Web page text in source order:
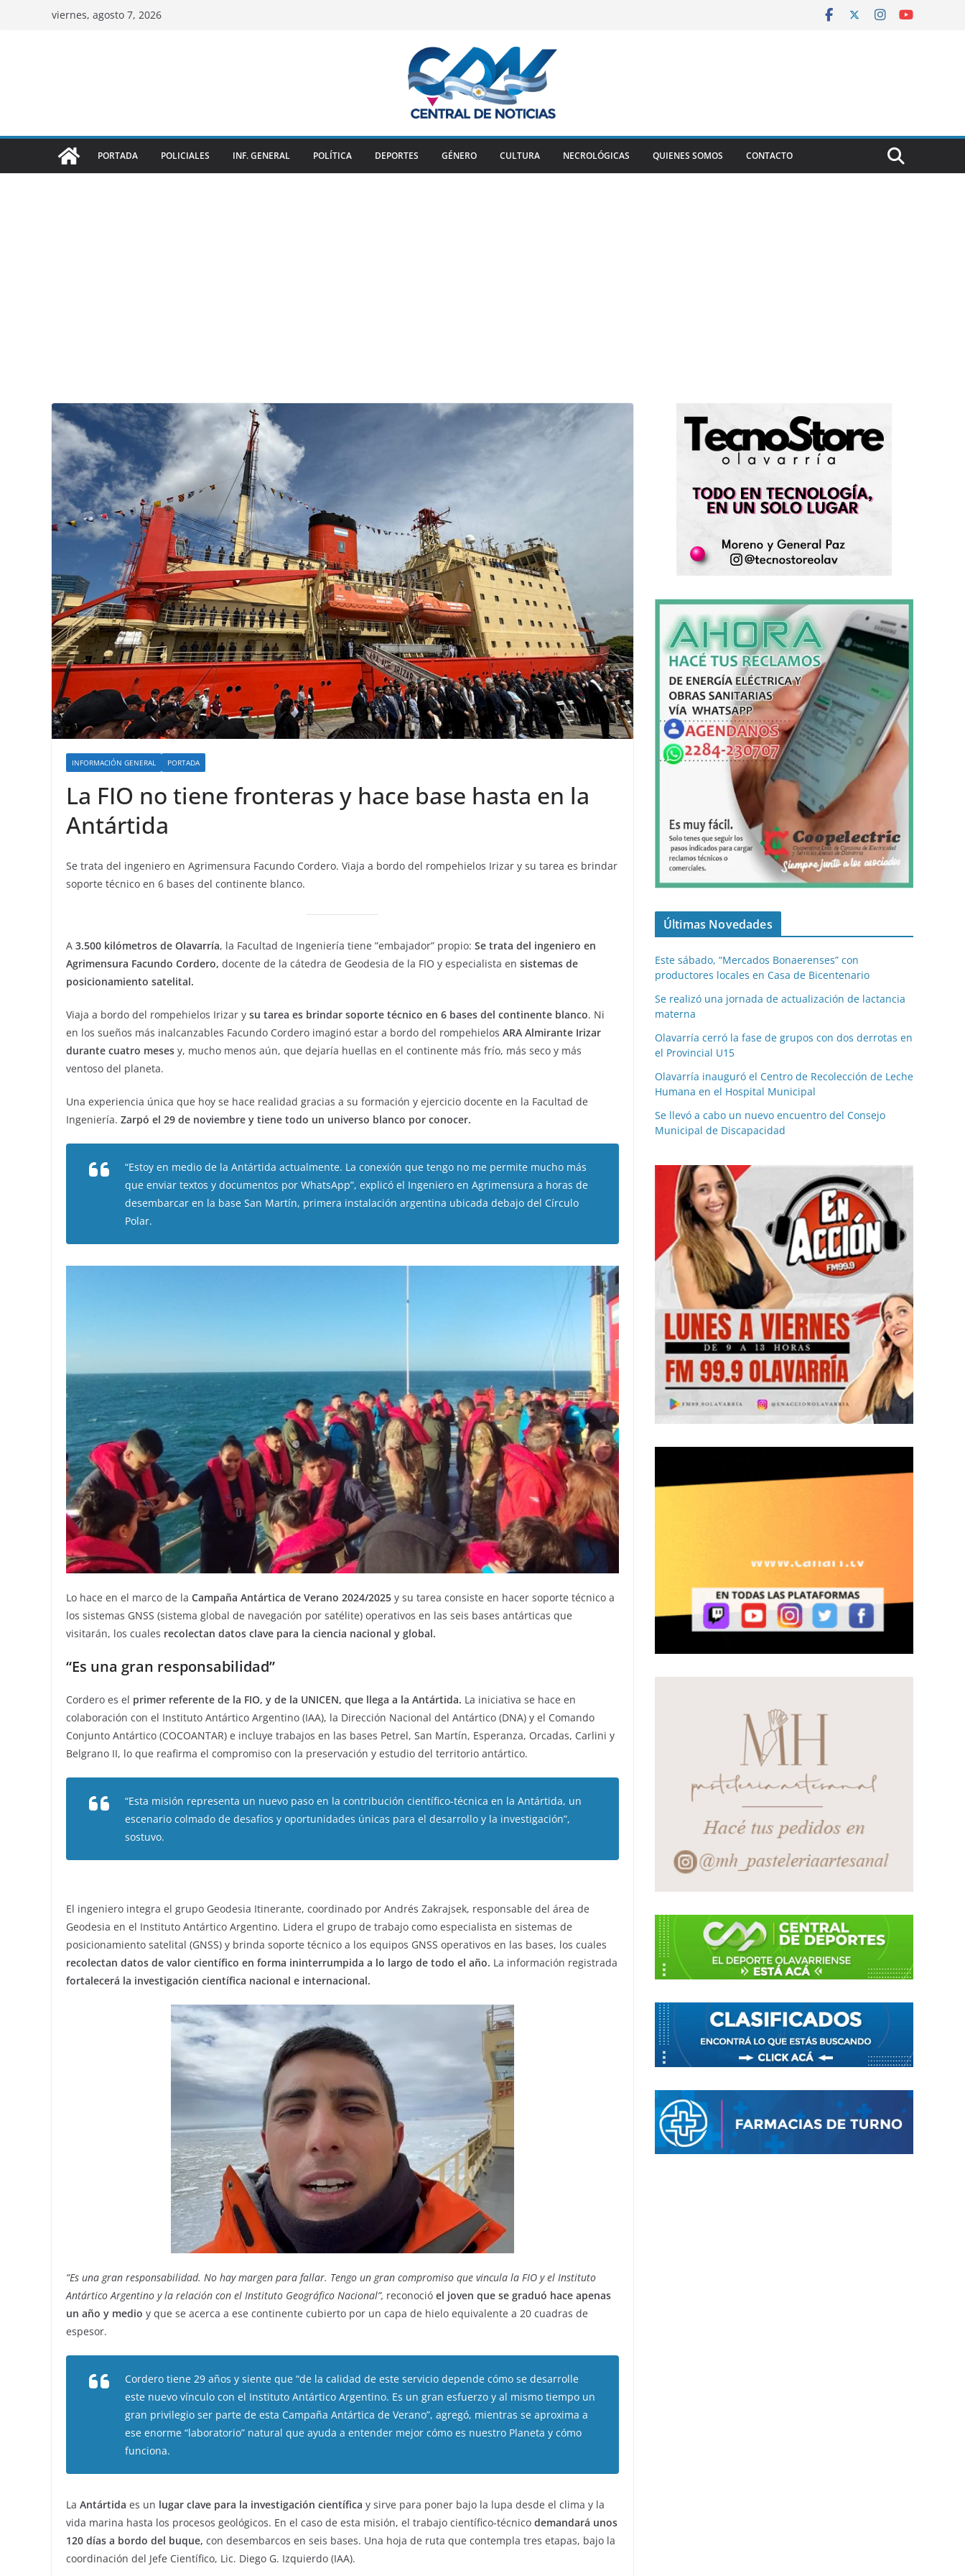
viernes, agosto 7, 2026
PORTADA POLICIALES INF. GENERAL POLÍTICA DEPORTES GÉNERO CULTURA NECROLÓGICAS QUIENES SOMOS CONTACTO
INFORMACIÓN GENERAL PORTADA
La FIO no tiene fronteras y hace base hasta en la
Antártida
Se trata del ingeniero en Agrimensura Facundo Cordero. Viaja a bordo del rompehielos Irizar y su tarea es brindar
soporte técnico en 6 bases del continente blanco.
A 3.500 kilómetros de Olavarría, la Facultad de Ingeniería tiene ”embajador” propio: Se trata del ingeniero en
Agrimensura Facundo Cordero, docente de la cátedra de Geodesia de la FIO y especialista en sistemas de
posicionamiento satelital.
Viaja a bordo del rompehielos Irizar y su tarea es brindar soporte técnico en 6 bases del continente blanco. Ni
en los sueños más inalcanzables Facundo Cordero imaginó estar a bordo del rompehielos ARA Almirante Irizar
durante cuatro meses y, mucho menos aún, que dejaría huellas en el continente más frío, más seco y más
ventoso del planeta.
Una experiencia única que hoy se hace realidad gracias a su formación y ejercicio docente en la Facultad de
Ingeniería. Zarpó el 29 de noviembre y tiene todo un universo blanco por conocer.
“Estoy en medio de la Antártida actualmente. La conexión que tengo no me permite mucho más
que enviar textos y documentos por WhatsApp”, explicó el Ingeniero en Agrimensura a horas de
desembarcar en la base San Martín, primera instalación argentina ubicada debajo del Círculo
Polar.
Lo hace en el marco de la Campaña Antártica de Verano 2024/2025 y su tarea consiste en hacer soporte técnico a
los sistemas GNSS (sistema global de navegación por satélite) operativos en las seis bases antárticas que
visitarán, los cuales recolectan datos clave para la ciencia nacional y global.
“Es una gran responsabilidad”
Cordero es el primer referente de la FIO, y de la UNICEN, que llega a la Antártida. La iniciativa se hace en
colaboración con el Instituto Antártico Argentino (IAA), la Dirección Nacional del Antártico (DNA) y el Comando
Conjunto Antártico (COCOANTAR) e incluye trabajos en las bases Petrel, San Martín, Esperanza, Orcadas, Carlini y
Belgrano II, lo que reafirma el compromiso con la preservación y estudio del territorio antártico.
“Esta misión representa un nuevo paso en la contribución científico-técnica en la Antártida, un
escenario colmado de desafíos y oportunidades únicas para el desarrollo y la investigación”,
sostuvo.
El ingeniero integra el grupo Geodesia Itinerante, coordinado por Andrés Zakrajsek, responsable del área de
Geodesia en el Instituto Antártico Argentino. Lidera el grupo de trabajo como especialista en sistemas de
posicionamiento satelital (GNSS) y brinda soporte técnico a los equipos GNSS operativos en las bases, los cuales
recolectan datos de valor científico en forma ininterrumpida a lo largo de todo el año. La información registrada
fortalecerá la investigación científica nacional e internacional.
“Es una gran responsabilidad. No hay margen para fallar. Tengo un gran compromiso que vincula la FIO y el Instituto
Antártico Argentino y la relación con el Instituto Geográfico Nacional”, reconoció el joven que se graduó hace apenas
un año y medio y que se acerca a ese continente cubierto por un capa de hielo equivalente a 20 cuadras de
espesor.
Cordero tiene 29 años y siente que “de la calidad de este servicio depende cómo se desarrolle
este nuevo vínculo con el Instituto Antártico Argentino. Es un gran esfuerzo y al mismo tiempo un
gran privilegio ser parte de esta Campaña Antártica de Verano”, agregó, mientras se aproxima a
ese enorme “laboratorio” natural que ayuda a entender mejor cómo es nuestro Planeta y cómo
funciona.
La Antártida es un lugar clave para la investigación científica y sirve para poner bajo la lupa desde el clima y la
vida marina hasta los procesos geológicos. En el caso de esta misión, el trabajo científico-técnico demandará unos
120 días a bordo del buque, con desembarcos en seis bases. Una hoja de ruta que contempla tres etapas, bajo la
coordinación del Jefe Científico, Lic. Diego G. Izquierdo (IAA).
Últimas Novedades
Este sábado, “Mercados Bonaerenses” con
productores locales en Casa de Bicentenario
Se realizó una jornada de actualización de lactancia
materna
Olavarría cerró la fase de grupos con dos derrotas en
el Provincial U15
Olavarría inauguró el Centro de Recolección de Leche
Humana en el Hospital Municipal
Se llevó a cabo un nuevo encuentro del Consejo
Municipal de Discapacidad